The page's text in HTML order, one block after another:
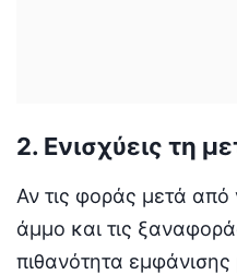
2. Ενισχύεις τη
Αν τις φοράς μετά από
άμμο και τις
πιθανότητα